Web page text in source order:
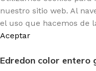
nuestro sitio web. Al
el uso que hacemos de
Aceptar
Edredon color entero